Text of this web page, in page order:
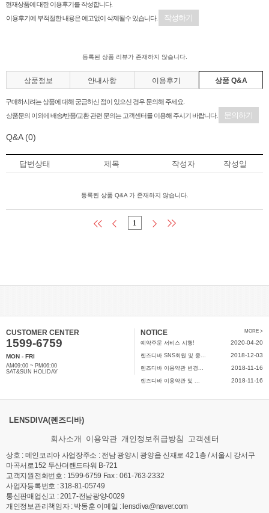
현재상품에 대한 이용후기를 작성합니다.
이용후기에 부적절한 내용은 예고없이 삭제될수 있습니다.
작성하기
등록된 상품 리뷰가 존재하지 않습니다.
상품정보 안내사항 이용후기 상품 Q&A
구매하시려는 상품에 대해 궁금하신 점이 있으신 경우 문의해 주세요.
상품문의 이외에 배송/반품/교환 관련 문의는 고객센터를 이용해 주시기 바랍니다.
문의하기
Q&A(0)
답변상태 제목 작성자 작성일
등록된 상품 Q&A 가 존재하지 않습니다.
1
CUSTOMER CENTER
1599-6759
MON - FRI
AM09:00 ~ PM06:00
SAT&SUN HOLIDAY
NOTICE MORE >
예약주문 서비스 시행! 2020-04-20
렌즈디바 SNS회원 및 중... 2018-12-03
렌즈디바 이용약관 변경... 2018-11-16
렌즈디바 이용약관 및 ... 2018-11-16
LENSDIVA(렌즈디바)
회사소개 이용약관 개인정보취급방침 고객센터
상호 : 메인코리아 사업장주소 : 전남 광양시 광양읍 신재로 42 1층 / 서울시 강서구
마곡서로152 두산더랜드타워 B-721
고객지원전화번호 : 1599-6759 Fax : 061-763-2332
사업자등록번호 : 318-81-05749
통신판매업신고 :2017-전남광양-0029
개인정보관리책임자 : 박동훈 이메일 : lensdiva@naver.com